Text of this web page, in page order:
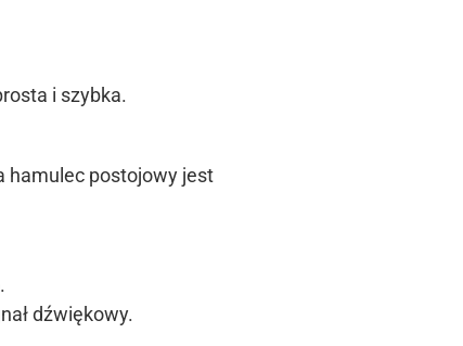
i szybka.
hamulec postojowy jest
dźwiękowy.